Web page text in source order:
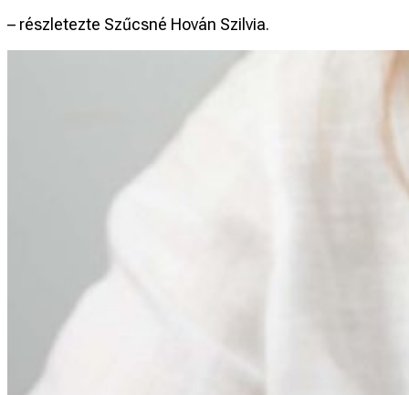
– részletezte Szűcsné Hován Szilvia.